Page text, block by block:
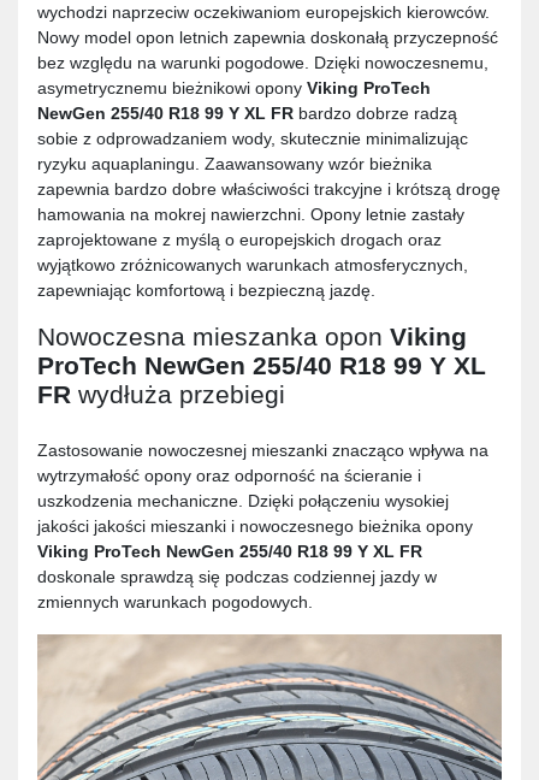
wychodzi naprzeciw oczekiwaniom europejskich kierowców.
Nowy model opon letnich zapewnia doskonałą przyczepność
bez względu na warunki pogodowe. Dzięki nowoczesnemu,
asymetrycznemu bieżnikowi opony Viking ProTech
NewGen 255/40 R18 99 Y XL FR bardzo dobrze radzą
sobie z odprowadzaniem wody, skutecznie minimalizując
ryzyku aquaplaningu. Zaawansowany wzór bieżnika
zapewnia bardzo dobre właściwości trakcyjne i krótszą drogę
hamowania na mokrej nawierzchni. Opony letnie zastały
zaprojektowane z myślą o europejskich drogach oraz
wyjątkowo zróżnicowanych warunkach atmosferycznych,
zapewniając komfortową i bezpieczną jazdę.
Nowoczesna mieszanka opon Viking
ProTech NewGen 255/40 R18 99 Y XL
FR wydłuża przebiegi
Zastosowanie nowoczesnej mieszanki znacząco wpływa na
wytrzymałość opony oraz odporność na ścieranie i
uszkodzenia mechaniczne. Dzięki połączeniu wysokiej
jakości jakości mieszanki i nowoczesnego bieżnika opony
Viking ProTech NewGen 255/40 R18 99 Y XL FR
doskonale sprawdzą się podczas codziennej jazdy w
zmiennych warunkach pogodowych.